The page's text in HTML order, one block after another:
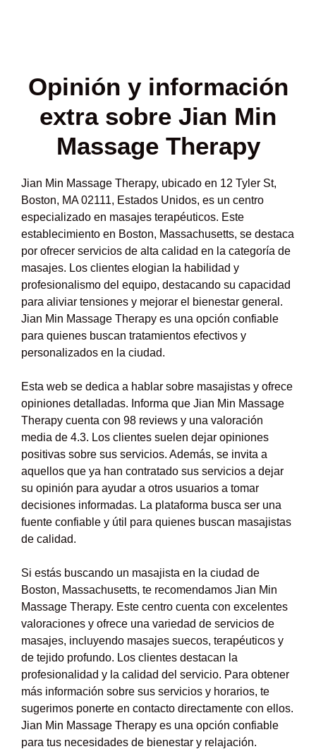
Opinión y información
extra sobre Jian Min
Massage Therapy
Jian Min Massage Therapy, ubicado en 12 Tyler St,
Boston, MA 02111, Estados Unidos, es un centro
especializado en masajes terapéuticos. Este
establecimiento en Boston, Massachusetts, se destaca
por ofrecer servicios de alta calidad en la categoría de
masajes. Los clientes elogian la habilidad y
profesionalismo del equipo, destacando su capacidad
para aliviar tensiones y mejorar el bienestar general.
Jian Min Massage Therapy es una opción confiable
para quienes buscan tratamientos efectivos y
personalizados en la ciudad.
Esta web se dedica a hablar sobre masajistas y ofrece
opiniones detalladas. Informa que Jian Min Massage
Therapy cuenta con 98 reviews y una valoración
media de 4.3. Los clientes suelen dejar opiniones
positivas sobre sus servicios. Además, se invita a
aquellos que ya han contratado sus servicios a dejar
su opinión para ayudar a otros usuarios a tomar
decisiones informadas. La plataforma busca ser una
fuente confiable y útil para quienes buscan masajistas
de calidad.
Si estás buscando un masajista en la ciudad de
Boston, Massachusetts, te recomendamos Jian Min
Massage Therapy. Este centro cuenta con excelentes
valoraciones y ofrece una variedad de servicios de
masajes, incluyendo masajes suecos, terapéuticos y
de tejido profundo. Los clientes destacan la
profesionalidad y la calidad del servicio. Para obtener
más información sobre sus servicios y horarios, te
sugerimos ponerte en contacto directamente con ellos.
Jian Min Massage Therapy es una opción confiable
para tus necesidades de bienestar y relajación.